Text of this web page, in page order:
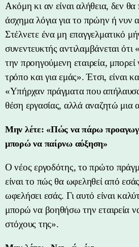
Ακόμη κι αν είναι αλήθεια, δεν θα
άσχημα λόγια για το πρώην ή νυν
Στέλνετε ένα μη επαγγελματικό
συνεντευκτής αντιλαμβάνεται ότι
την προηγούμενη εταιρεία, μπορεί
τρόπο και για εμάς». Έτσι, είναι
«Υπήρχαν πράγματα που
θέση εργασίας, αλλά αναζητώ μια
Μην λέτε: «Πώς να πάρω
μπορώ να παίρνω αύξηση»
Ο νέος εργοδότης, το πρώτο
είναι το πώς θα ωφεληθεί από
ωφελήσει εσάς. Γι αυτό είναι
μπορώ να βοηθήσω την εταιρεία
στόχους της».